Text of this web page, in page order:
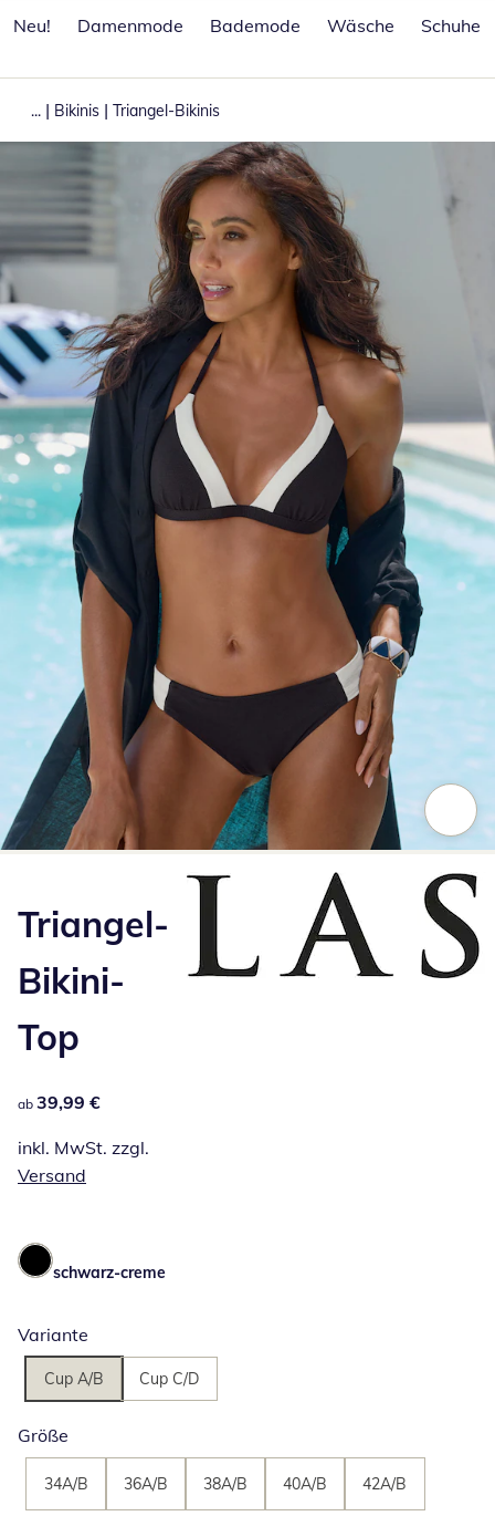
Neu!
Damenmode Bademode Wäsche Schuhe
... | Bikinis | Triangel-Bikinis
Triangel-
Bikini-
Top
39,99 €
ab 39,99 €
inkl. MwSt. zzgl.
Versand
schwarz-creme
Variante
Cup A/B Cup C/D
Größe
34A/B 36A/B 38A/B 40A/B 42A/B